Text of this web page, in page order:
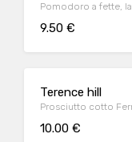
Pomodoro a fette,
9.50 €
Terence hill
Prosciutto cotto
10.00 €